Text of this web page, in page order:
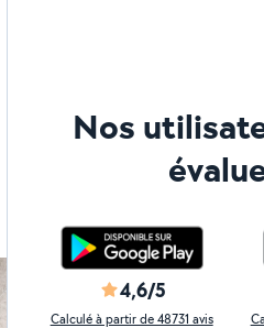
Nos
4,6/5
Calculé à partir de 48731 avis